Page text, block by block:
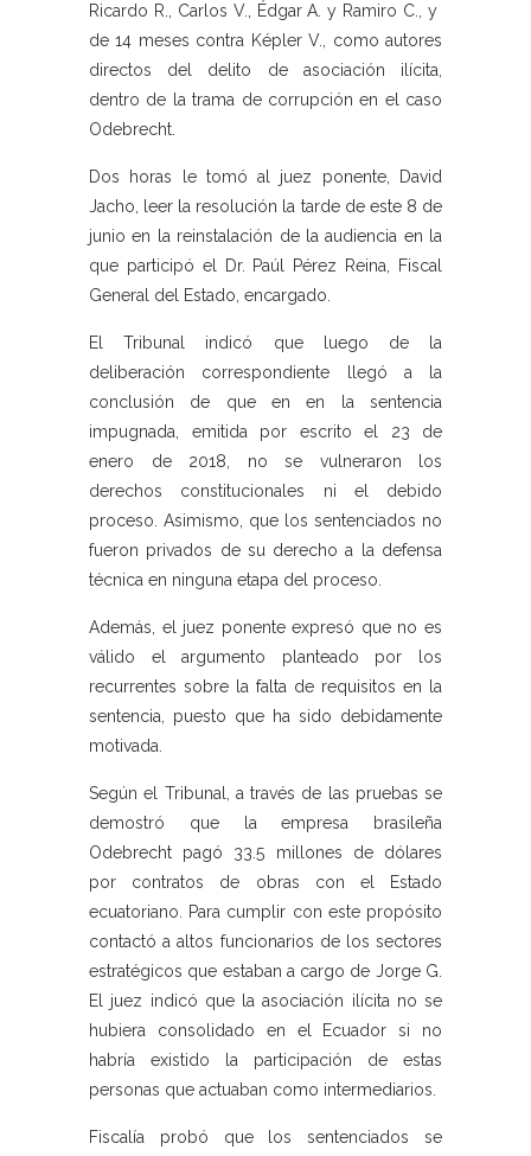
Ricardo R., Carlos V., Édgar A. y Ramiro C., y
de 14 meses contra Képler V., como autores
directos del delito de asociación ilícita,
dentro de la trama de corrupción en el caso
Odebrecht. ​
Dos horas le tomó al juez ponente, David
Jacho, leer la resolución la tarde de este 8 de
junio en la reinstalación de la audiencia en la
que participó el Dr. Paúl Pérez Reina, Fiscal
General del Estado, encargado.
El Tribunal indicó que luego de la
deliberación correspondiente llegó a la
conclusión de que en en la sentencia
impugnada, emitida por escrito el 23 de
enero de 2018, no se vulneraron los
derechos constitucionales ni el debido
proceso. Asimismo, que los sentenciados no
fueron privados de su derecho a la defensa
técnica en ninguna etapa del proceso.
Además, el juez ponente expresó que no es
válido el argumento planteado por los
recurrentes sobre la falta de requisitos en la
sentencia, puesto que ha sido debidamente
motivada.
Según el Tribunal, a través de las pruebas se
demostró que la empresa brasileña
Odebrecht pagó 33.5 millones de dólares
por contratos de obras con el Estado
ecuatoriano. Para cumplir con este propósito
contactó a altos funcionarios de los sectores
estratégicos que estaban a cargo de Jorge G.
El juez indicó que la asociación ilícita no se
hubiera consolidado en el Ecuador si no
habría existido la participación de estas
personas que actuaban como intermediarios.
Fiscalía probó que los sentenciados se